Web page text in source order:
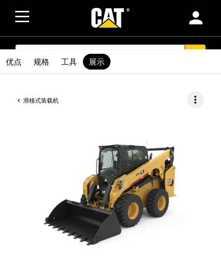
person
SEARCH
滑移式装载机 more_vert
优点 规格 工具 展示